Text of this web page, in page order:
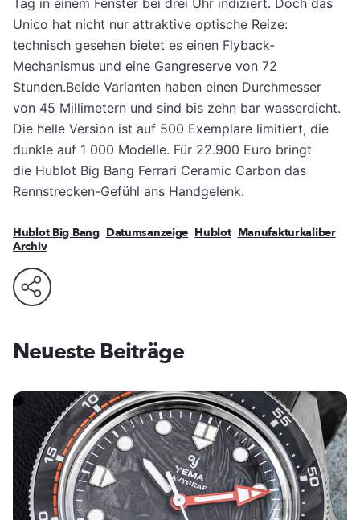
Unico hat nicht nur attraktive optische Reize:
technisch gesehen bietet es einen Flyback-
Mechanismus und eine Gangreserve von 72
Stunden.Beide Varianten haben einen Durchmesser
von 45 Millimetern und sind bis zehn bar wasserdicht.
Die helle Version ist auf 500 Exemplare limitiert, die
dunkle auf 1 000 Modelle. Für 22.900 Euro bringt
die Hublot Big Bang Ferrari Ceramic Carbon das
Rennstrecken-Gefühl ans Handgelenk.
Hublot Big Bang Datumsanzeige Hublot Manufakturkaliber
Archiv
Neueste Beiträge